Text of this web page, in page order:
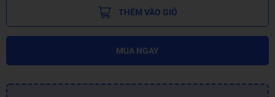
THÊM VÀO GIỎ
MUA NGAY